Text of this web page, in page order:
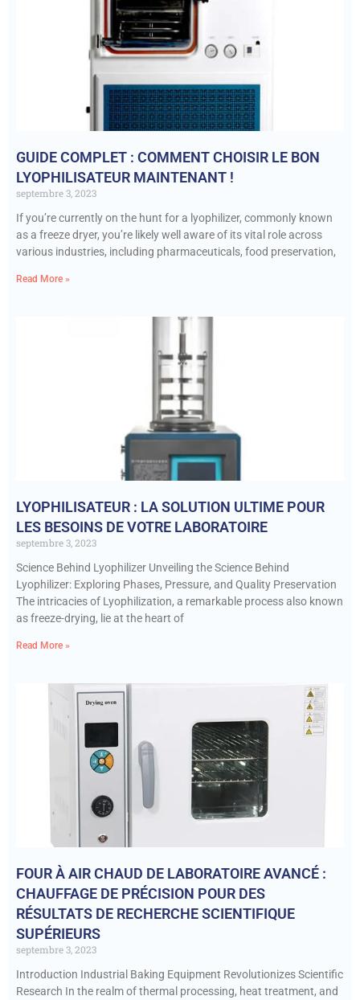
GUIDE COMPLET : COMMENT CHOISIR LE BON
LYOPHILISATEUR MAINTENANT !
septembre 3, 2023
If you’re currently on the hunt for a lyophilizer, commonly known
as a freeze dryer, you’re likely well aware of its vital role across
various industries, including pharmaceuticals, food preservation,
Read More »
LYOPHILISATEUR : LA SOLUTION ULTIME POUR
LES BESOINS DE VOTRE LABORATOIRE
septembre 3, 2023
Science Behind Lyophilizer Unveiling the Science Behind
Lyophilizer: Exploring Phases, Pressure, and Quality Preservation
The intricacies of Lyophilization, a remarkable process also known
as freeze-drying, lie at the heart of
Read More »
FOUR À AIR CHAUD DE LABORATOIRE AVANCÉ :
CHAUFFAGE DE PRÉCISION POUR DES
RÉSULTATS DE RECHERCHE SCIENTIFIQUE
SUPÉRIEURS
septembre 3, 2023
Introduction Industrial Baking Equipment Revolutionizes Scientific
Research In the realm of thermal processing, heat treatment, and